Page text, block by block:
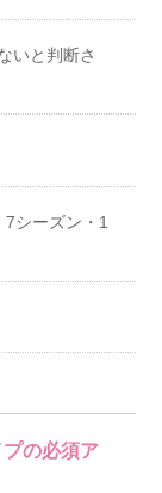
いと判断さ
シーズン・1
の必須ア